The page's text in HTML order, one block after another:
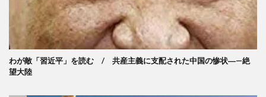
わが敵「習近平」を読む / 共産主義に支配された中国の惨状―—絶
望大陸